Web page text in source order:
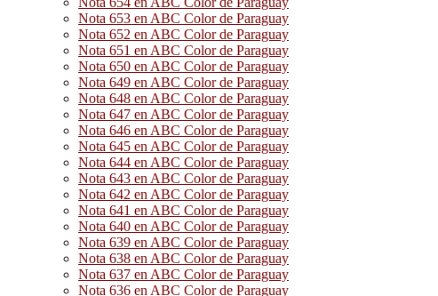
Nota 653 en ABC Color de Paraguay
Nota 652 en ABC Color de Paraguay
Nota 651 en ABC Color de Paraguay
Nota 650 en ABC Color de Paraguay
Nota 649 en ABC Color de Paraguay
Nota 648 en ABC Color de Paraguay
Nota 647 en ABC Color de Paraguay
Nota 646 en ABC Color de Paraguay
Nota 645 en ABC Color de Paraguay
Nota 644 en ABC Color de Paraguay
Nota 643 en ABC Color de Paraguay
Nota 642 en ABC Color de Paraguay
Nota 641 en ABC Color de Paraguay
Nota 640 en ABC Color de Paraguay
Nota 639 en ABC Color de Paraguay
Nota 638 en ABC Color de Paraguay
Nota 637 en ABC Color de Paraguay
Nota 636 en ABC Color de Paraguay